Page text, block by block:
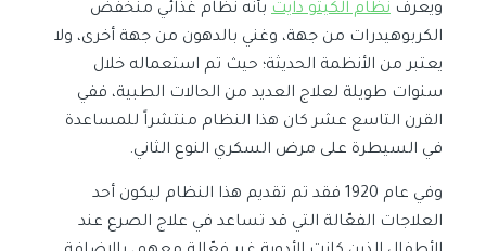
ويعرف نظام الكيتو دايت بأنه نظام غذائي منخفض
الكربوهيدرات من جهة، وغني بالدهون من جهة أخرى، ولا
يعتبر من الأنظمة الحديثة؛ حيث تم استعماله خلال
سنوات طويلة لعلاج العديد من الحالات الطبية، ففي
القرن التاسع عشر كان هذا النظام منتشراً للمساعدة
في السيطرة على مرض السكري النوع الثاني.
وفي عام 1920 فقد تم تقديم هذا النظام ليكون أحد
العلاجات الفعّالة التي قد تساعد في علاج الصرع عند